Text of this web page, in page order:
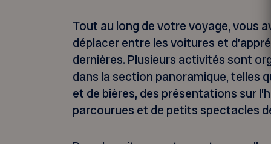
Tout au long de votre voyage, vous
déplacer entre les voitures et
dernières. Plusieurs activités sont
dans la section panoramique, telles
et de bières, des présentations sur
parcourues et de petits spectacles